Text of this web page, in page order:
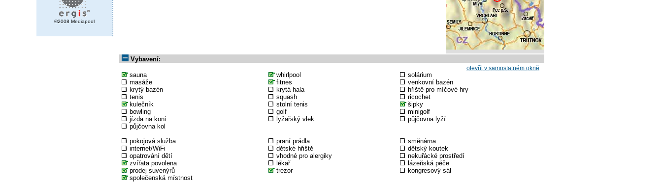
©2008 Mediapool
Vybavení:
otevřít v samostatném okně
sauna whirlpool
solárium
masáže
fitnes
venkovní bazén
krytý bazén
krytá hala
hřiště pro míčové hry
tenis
squash
ricochet
kulečník
stolní tenis
šipky
bowling
golf
minigolf
jízda na koni
lyžařský vlek
půjčovna lyží
půjčovna kol
pokojová služba
praní prádla
směnárna
internet/WiFi
dětské hřiště
dětský koutek
opatrování dětí
vhodné pro alergiky
nekuřácké prostředí
zvířata povolena
lékař
lázeňská péče
prodej suvenýrů
trezor
kongresový sál
společenská místnost